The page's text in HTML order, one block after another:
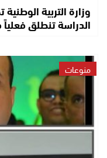
وزارة التربية
الدراسة تنطلق فعلياً في 7
منوعات